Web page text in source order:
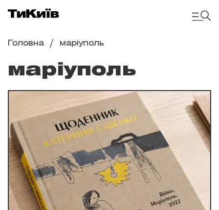
Головна маріуполь
маріуполь